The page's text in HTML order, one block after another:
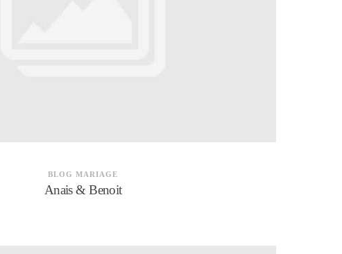
BLOG MARIAGE
Anais & Benoit